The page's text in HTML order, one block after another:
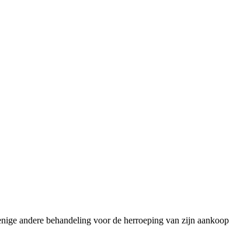
andere behandeling voor de herroeping van zijn aankoop